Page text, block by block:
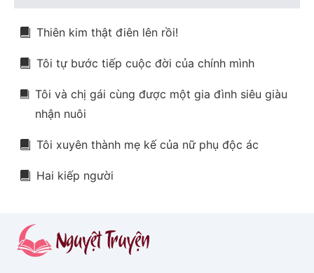
Thiên kim thật điên lên rồi!
Tôi tự bước tiếp cuộc đời của chính mình
Tôi và chị gái cùng được một gia đình siêu giàu
nhận nuôi
Tôi xuyên thành mẹ kế của nữ phụ độc ác
Hai kiếp người